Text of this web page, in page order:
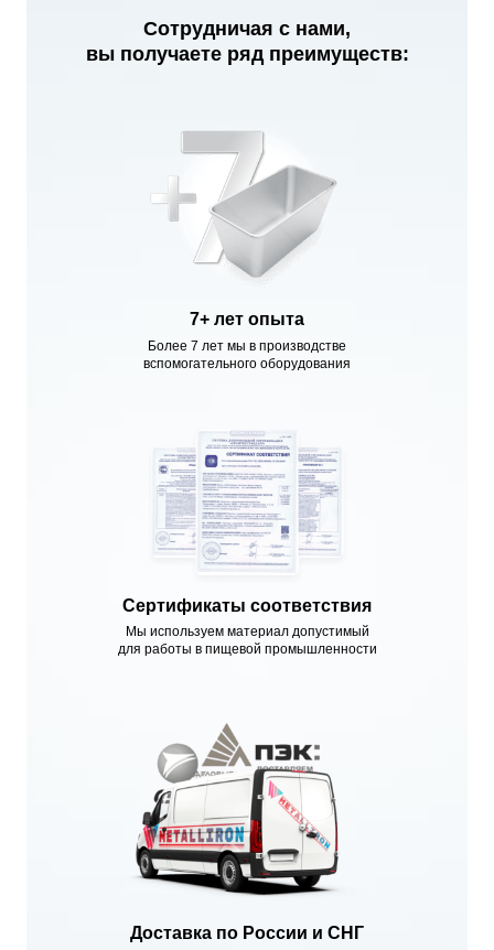
Более 7 лет мы в производстве
вспомогательного оборудования
Мы используем материал допустимый
для работы в пищевой промышленности
7+ лет опыта
Сертификаты соответствия
Доставка по России и СНГ
Сотрудничая с нами,
вы получаете ряд преимуществ: